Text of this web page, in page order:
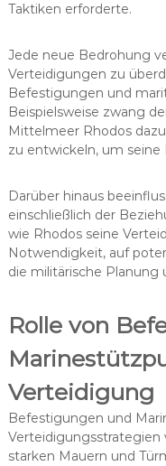
Taktiken erforderte.
Jede neue Bedrohung
Verteidigungen zu
Befestigungen und
Beispielsweise zwang
Mittelmeer Rhodos
zu entwickeln, um seine
Darüber hinaus
einschließlich der
wie Rhodos seine
Notwendigkeit, auf
die militärische Planung
Rolle von
Verteidigung
Befestigungen und
Verteidigungsstrategien
starken Mauern und